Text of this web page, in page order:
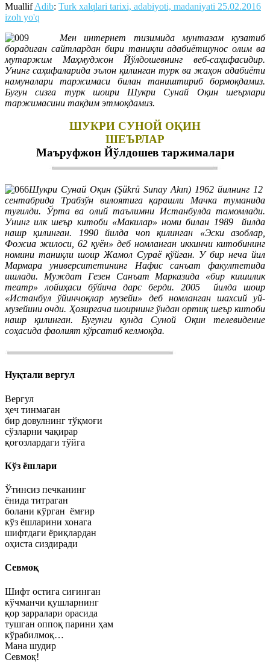
MuallifAdib: Turk xalqlari tarixi, adabiyoti, madaniyati 25.02.2016
izoh yo'q
Мен интернет тизимида мунтазам кузатиб
борадиган сайтлардан бири таниқли адабиётшунос олим ва
мутаржим Маҳмуджон Йўлдошевнинг веб-саҳифасидир.
Унинг саҳифаларида эълон қилинган турк ва жаҳон адабиёти
намуналари таржимаси билан таништириб бормоқдамиз.
Бугун сизга турк шоири Шукри Сунай Оқин шеърлари
таржимасини тақдим этмоқдамиз.
ШУКРИ СУНОЙ ОҚИН
ШЕЪРЛАР
Маъруфжон Йўлдошев таржималари
Шукри Сунай Оқин (Şükrü Sunay Akın) 1962 йилнинг 12
сентабрида Трабзўн вилоятига қарашли Мачка туманида
туғилди. Ўрта ва олий таълимни Истанбулда тамомлади.
Унинг илк шеър китоби «Макилар» номи билан 1989 йилда
нашр қилинган. 1990 йилда чоп қилинган «Эски азоблар,
Фожиа жилоси, 62 қуён» деб номланган иккинчи китобининг
номини таниқли шоир Жамол Сураё қўйган. У бир неча йил
Мармара университетининг Нафис санъат факултетида
ишлади. Муждат Гезен Санъат Марказида «бир кишилик
театр» лойиҳаси бўйича дарс берди. 2005 йилда шоир
«Истанбул ўйинчоқлар музейи» деб номланган шахсий уй-
музейини очди. Ҳозиргача шоирнинг ўндан ортиқ шеър китоби
нашр қилинган. Бугунги кунда Суной Оқин телевидение
соҳасида фаолият кўрсатиб келмоқда.
Нуқтали вергул
Вергул
ҳеч тинмаган
бир довулнинг тўқмоғи
сўзларни чақирар
қоғозлардаги тўйга
Кўз ёшлари
Ўтинсиз печканинг
ёнида титраган
болани кўрган ёмғир
кўз ёшларини хонага
шифтдаги ёриқлардан
оҳиста сиздиради
Севмоқ
Шифт остига сиғинган
кўчманчи қушларнинг
қор зарралари орасида
тушган оппоқ парини ҳам
кўрабилмоқ…
Мана шудир
Севмоқ!